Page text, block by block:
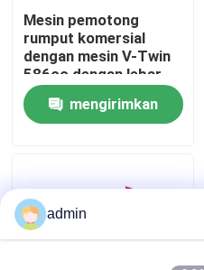
Hubungi Kami
Minta Kutipan
Gergaji Mini Genggam
Mesin pemotong
rumput komersial
dengan mesin V-Twin
586cc dengan lebar
pemotongan 102cm
dan koleksi rumput
245L
mengirimkan
admin